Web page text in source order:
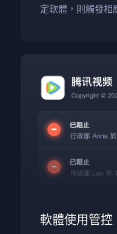
定軟體，則觸發相
軟體使用管控